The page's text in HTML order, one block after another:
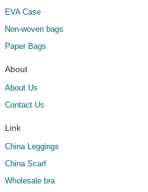
EVA Case
Non-woven bags
Paper Bags
About
About Us
Contact Us
Link
China Leggings
China Scarf
Wholesale bra